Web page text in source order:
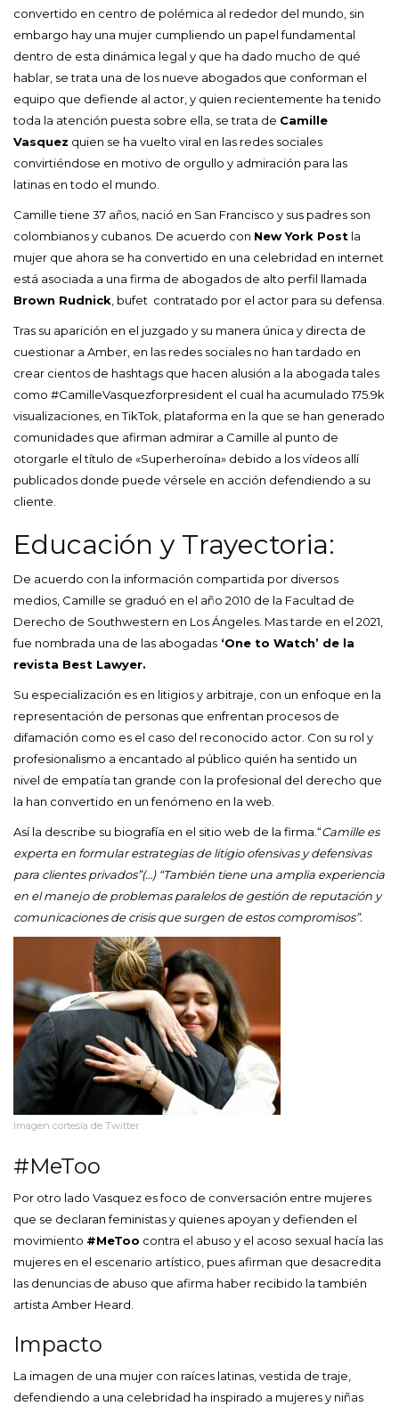
convertido en centro de polémica al rededor del mundo, sin
embargo hay una mujer cumpliendo un papel fundamental
dentro de esta dinámica legal y que ha dado mucho de qué
hablar, se trata una de los nueve abogados que conforman el
equipo que defiende al actor, y quien recientemente ha tenido
toda la atención puesta sobre ella, se trata de Camille
Vasquez quien se ha vuelto viral en las redes sociales
convirtiéndose en motivo de orgullo y admiración para las
latinas en todo el mundo.
Camille tiene 37 años, nació en San Francisco y sus padres son
colombianos y cubanos. De acuerdo con New York Post la
mujer que ahora se ha convertido en una celebridad en internet
está asociada a una firma de abogados de alto perfil llamada
Brown Rudnick , bufet contratado por el actor para su defensa.
Tras su aparición en el juzgado y su manera única y directa de
cuestionar a Amber, en las redes sociales no han tardado en
crear cientos de hashtags que hacen alusión a la abogada tales
como #CamilleVasquezforpresident el cual ha acumulado 175.9k
visualizaciones, en TikTok, plataforma en la que se han generado
comunidades que afirman admirar a Camille al punto de
otorgarle el título de «Superheroína» debido a los vídeos allí
publicados donde puede vérsele en acción defendiendo a su
cliente.
Educación y Trayectoria:
De acuerdo con la información compartida por diversos
medios, Camille se graduó en el año 2010 de la Facultad de
Derecho de Southwestern en Los Ángeles. Mas tarde en el 2021,
fue nombrada una de las abogadas ‘One to Watch’ de la
revista Best Lawyer.
Su especialización es en litigios y arbitraje, con un enfoque en la
representación de personas que enfrentan procesos de
difamación como es el caso del reconocido actor. Con su rol y
profesionalismo a encantado al público quién ha sentido un
nivel de empatía tan grande con la profesional del derecho que
la han convertido en un fenómeno en la web.
Así la describe su biografía en el sitio web de la firma.“Camille es
experta en formular estrategias de litigio ofensivas y defensivas
para clientes privados”(…) “También tiene una amplia experiencia
en el manejo de problemas paralelos de gestión de reputación y
comunicaciones de crisis que surgen de estos compromisos”.
Imagen cortesía de Twitter
#MeToo
Por otro lado Vasquez es foco de conversación entre mujeres
que se declaran feministas y quienes apoyan y defienden el
movimiento #MeToo contra el abuso y el acoso sexual hacía las
mujeres en el escenario artístico, pues afirman que desacredita
las denuncias de abuso que afirma haber recibido la también
artista Amber Heard.
Impacto
La imagen de una mujer con raíces latinas, vestida de traje,
defendiendo a una celebridad ha inspirado a mujeres y niñas